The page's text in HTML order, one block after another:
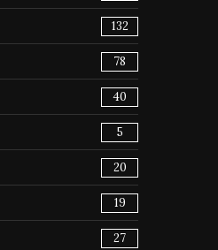
132
78
40
5
20
19
27